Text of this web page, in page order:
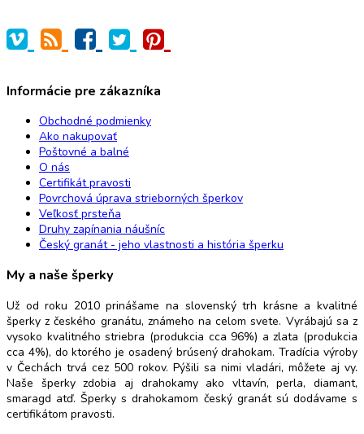
Informácie pre zákazníka
Obchodné podmienky
Ako nakupovať
Poštovné a balné
O nás
Certifikát pravosti
Povrchová úprava strieborných šperkov
Veľkosť prsteňa
Druhy zapínania náušníc
Český granát - jeho vlastnosti a história šperku
My a naše šperky
Už od roku 2010 prinášame na slovenský trh krásne a kvalitné
šperky z českého granátu, známeho na celom svete. Vyrábajú sa z
vysoko kvalitného striebra (produkcia cca 96%) a zlata (produkcia
cca 4%), do ktorého je osadený brúsený drahokam. Tradícia výroby
v Čechách trvá cez 500 rokov. Pýšili sa nimi vladári, môžete aj vy.
Naše šperky zdobia aj drahokamy ako vltavín, perla, diamant,
smaragd atď. Šperky s drahokamom český granát sú dodávame s
certifikátom pravosti.